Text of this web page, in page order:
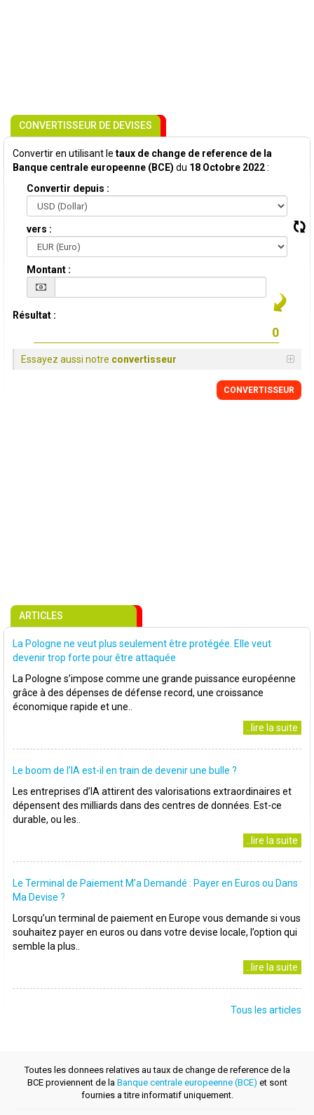
CONVERTISSEUR DE DEVISES
Convertir en utilisant le taux de change de reference de la
Banque centrale europeenne (BCE) du 18 Octobre 2022:
Convertir depuis :
vers :
Montant :
Résultat :
Essayez aussi notre convertisseur
CONVERTISSEUR
ARTICLES
La Pologne ne veut plus seulement être protégée. Elle veut
devenir trop forte pour être attaquée
La Pologne s’impose comme une grande puissance européenne
grâce à des dépenses de défense record, une croissance
économique rapide et une..
..lire la suite
Le boom de l’IA est-il en train de devenir une bulle ?
Les entreprises d’IA attirent des valorisations extraordinaires et
dépensent des milliards dans des centres de données. Est-ce
durable, ou les..
..lire la suite
Le Terminal de Paiement M’a Demandé : Payer en Euros ou Dans
Ma Devise ?
Lorsqu’un terminal de paiement en Europe vous demande si vous
souhaitez payer en euros ou dans votre devise locale, l’option qui
semble la plus..
..lire la suite
Tous les articles
Toutes les donnees relatives au taux de change de reference de la
BCE proviennent de la Banque centrale europeenne (BCE) et sont
fournies a titre informatif uniquement.